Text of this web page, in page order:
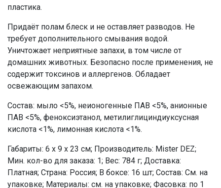
пластика.
Придаёт полам блеск и не оставляет разводов. Не
требует дополнительного смывания водой.
Уничтожает неприятные запахи, в том числе от
домашних животных. Безопасно после применения, не
содержит токсинов и аллергенов. Обладает
освежающим запахом.
Состав: мыло <5%, неионогенные ПАВ <5%, анионные
ПАВ <5%, феноксиэтанол, метилиглициндиуксусная
кислота <1%, лимонная кислота <1%.
Габариты: 6 x 9 x 23 см; Производитель: Mister DEZ;
Мин. кол-во для заказа: 1; Вес: 784 г; Доставка:
Платная; Страна: Россия; В боксе: 16 шт; Состав: См. на
упаковке; Материалы: см. на упаковке; Фасовка: по 1